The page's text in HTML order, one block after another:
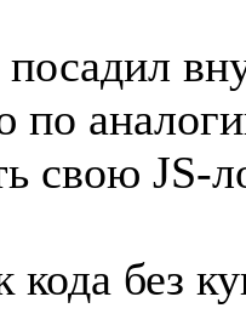
по
свою JS-
кода без